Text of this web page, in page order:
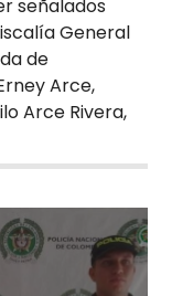
señalados
General
de
Arce,
Arce Rivera,